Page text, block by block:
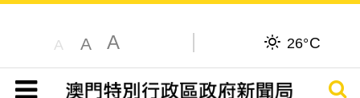
A A A 26°C
搜尋